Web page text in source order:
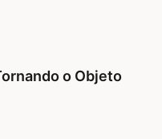
o Objeto